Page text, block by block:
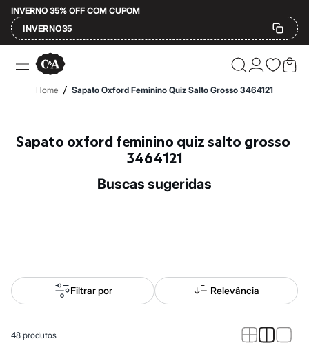
INVERNO 35% OFF COM CUPOM
INVERNO35
Ofertas
Compre por Departamento
Feminino
Mindse7
Plus Size
Novidades
Roupas
Blusas e Camisetas
Básicos
Jeans
Home / Sapato Oxford Feminino Quiz Salto Grosso 3464121
Sapato oxford feminino quiz salto grosso
3464121
buscas sugeridas
Filtrar por Relevância
48 produtos